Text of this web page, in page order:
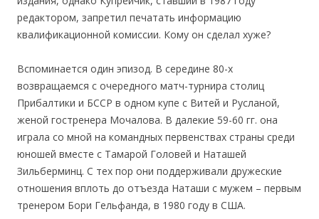
редактором, запретил печатать информацию
квалификационной комиссии. Кому он сделал хуже?
Вспоминается один эпизод. В середине 80-х
возвращаемся с очередного матч-турнира столиц
Прибалтики и БССР в одном купе с Витей и Русланой,
женой гостренера Мочалова. В далекие 59-60 гг. она
играла со мной на командных первенствах страны среди
юношей вместе с Тамарой Головей и Наташей
Зильберминц. С тех пор они поддерживали дружеские
отношения вплоть до отъезда Наташи с мужем – первым
тренером Бори Гельфанда, в 1980 году в США.